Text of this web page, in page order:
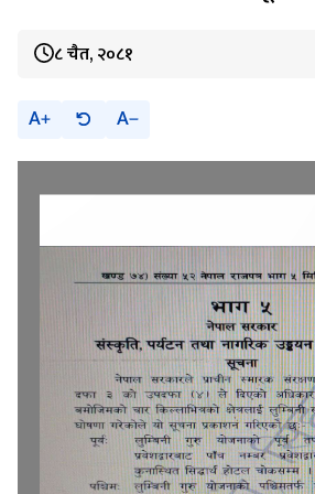
८ चैत, २०८१
A A